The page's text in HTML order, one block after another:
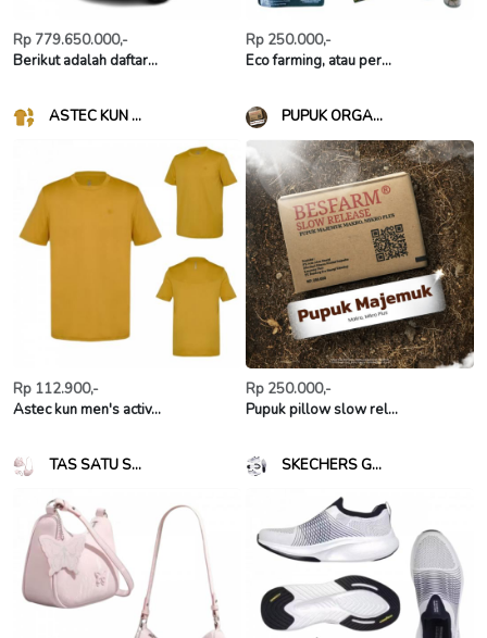
Rp 779.650.000,-
Berikut adalah daftar...
Rp 250.000,-
Eco farming, atau per...
ASTEC KUN ...
Rp 112.900,-
Astec kun men's activ...
PUPUK ORGA...
Rp 250.000,-
Pupuk pillow slow rel...
TAS SATU S... SKECHERS G...